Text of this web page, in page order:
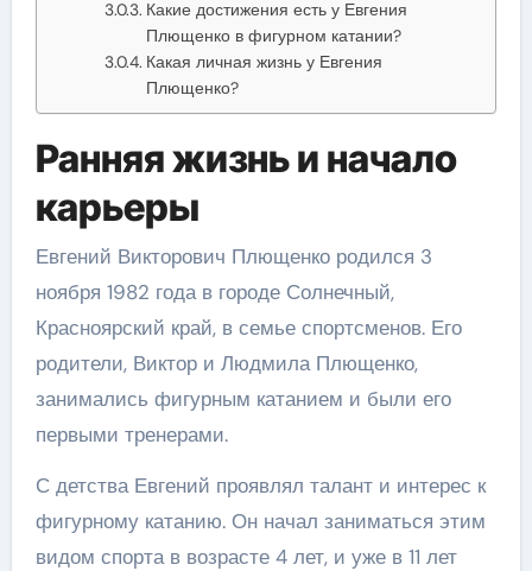
Какие достижения есть у Евгения
Плющенко в фигурном катании?
Какая личная жизнь у Евгения
Плющенко?
Ранняя жизнь и начало
карьеры
Евгений Викторович Плющенко родился 3
ноября 1982 года в городе Солнечный,
Красноярский край, в семье спортсменов. Его
родители, Виктор и Людмила Плющенко,
занимались фигурным катанием и были его
первыми тренерами.
С детства Евгений проявлял талант и интерес к
фигурному катанию. Он начал заниматься этим
видом спорта в возрасте 4 лет, и уже в 11 лет